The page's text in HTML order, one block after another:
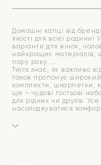
Домашні капці від
якості для всієї
варіанти для жінок,
найкращих матеріалів,
пору року.
Twins знає, як важливо
також пропонує
комплекти, шкарпетки,
ще – чудові гостьові
для рідних чи друзів.
насолоджуватися